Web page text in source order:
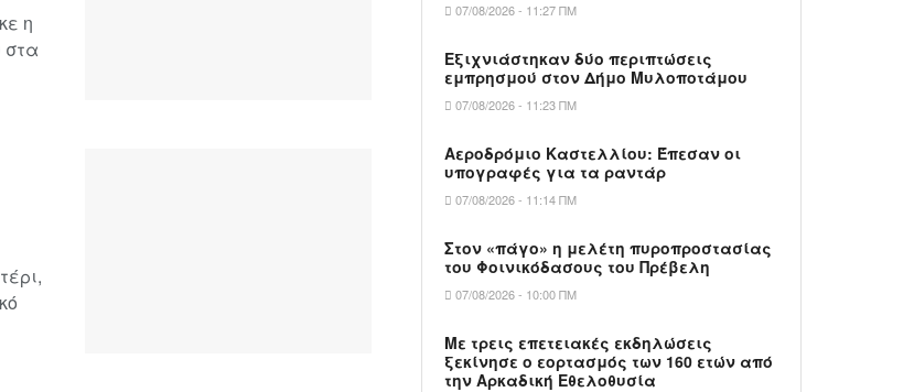
η
στα
07/08/2026 - 11:27 ΠΜ
Εξιχνιάστηκαν δύο περιπτώσεις
εμπρησμού στον Δήμο Μυλοποτάμου
07/08/2026 - 11:23 ΠΜ
Αεροδρόμιο Καστελλίου: Έπεσαν οι
υπογραφές για τα ραντάρ
07/08/2026 - 11:14 ΠΜ
Στον «πάγο» η μελέτη πυροπροστασίας
του Φοινικόδασους του Πρέβελη
07/08/2026 - 10:00 ΠΜ
Με τρεις επετειακές εκδηλώσεις
ξεκίνησε ο εορτασμός των 160 ετών από
την Αρκαδική Εθελοθυσία